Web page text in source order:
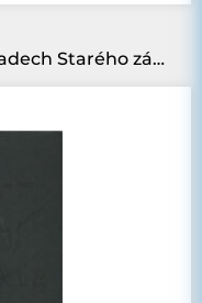
Místní jména v českých překladech Starého zákona